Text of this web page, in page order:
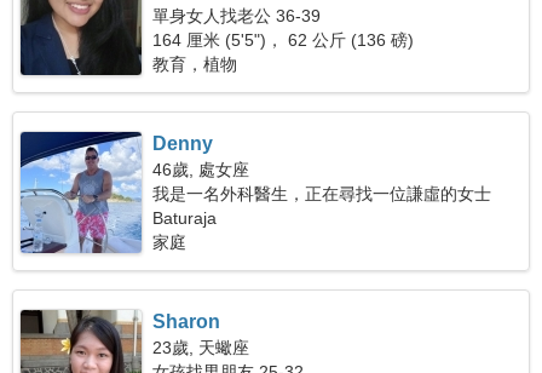
單身女人找老公 36-39
164 厘米 (5'5")， 62 公斤 (136 磅)
教育，植物
Denny
46歲, 處女座
我是一名外科醫生，正在尋找一位謙虛的女士
Baturaja
家庭
Sharon
23歲, 天蠍座